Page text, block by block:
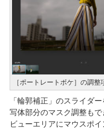
［ポートレートボケ］の調整
「輪郭補正」のスライダ
写体部分のマスク調整も
ビューエリアにマウスポ